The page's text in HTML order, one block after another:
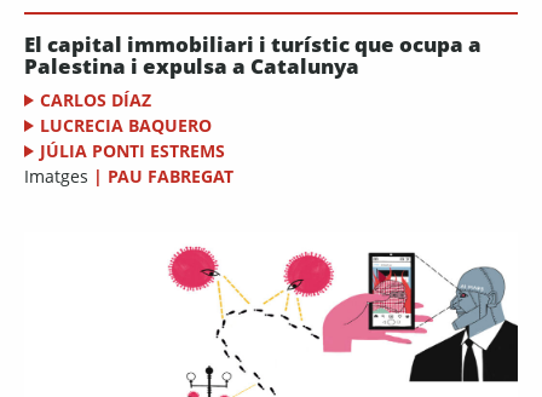
El capital immobiliari i turístic que ocupa a
Palestina i expulsa a Catalunya
CARLOS DÍAZ
LUCRECIA BAQUERO
JÚLIA PONTI ESTREMS
Imatges | PAU FABREGAT